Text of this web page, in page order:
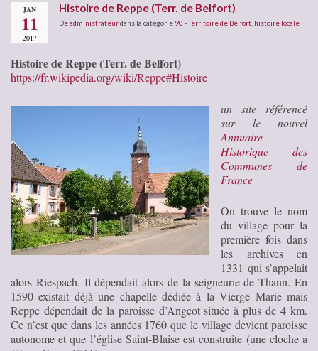
JAN
11
2017
Histoire de Reppe (Terr. de Belfort)
Deadministrateurdans la catégorie 90 - Territoire de Belfort histoire locale
Histoire de Reppe (Terr. de Belfort)
https://fr.wikipedia.org/wiki/Reppe#Histoire
un site référencé
sur le nouvel
Annuaire
Historique des
Communes de
France
On trouve le nom
du village pour la
première fois dans
les archives en
1331 qui s’appelait
alors Riespach. Il dépendait alors de la seigneurie de Thann. En
1590 existait déjà une chapelle dédiée à la Vierge Marie mais
Reppe dépendait de la paroisse d’Angeot située à plus de 4 km.
Ce n’est que dans les années 1760 que le village devient paroisse
autonome et que l’église Saint-Blaise est construite (une cloche a